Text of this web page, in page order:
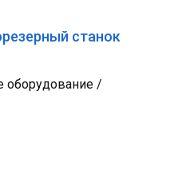
станок
оборудование /